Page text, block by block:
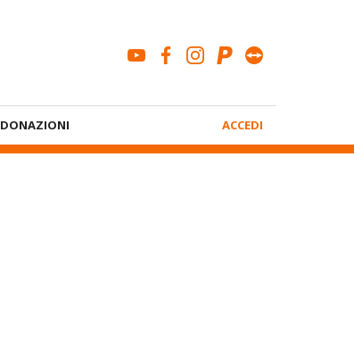
youtubefacebook
instagram
paypal
DONAZIONI
Account
ACCEDI